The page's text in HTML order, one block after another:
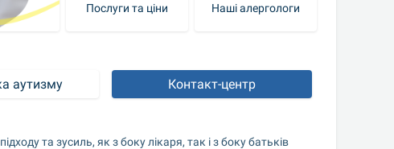
Послуги та ціни Наші алергологи
аутизму Контакт-центр
та зусиль, як з боку лікаря, так і з боку батьків